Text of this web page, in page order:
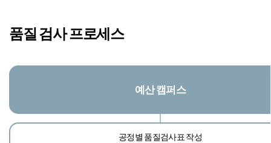
품질 검사 프로세스
예산 캠퍼스
공정별 품질검사표 작성​